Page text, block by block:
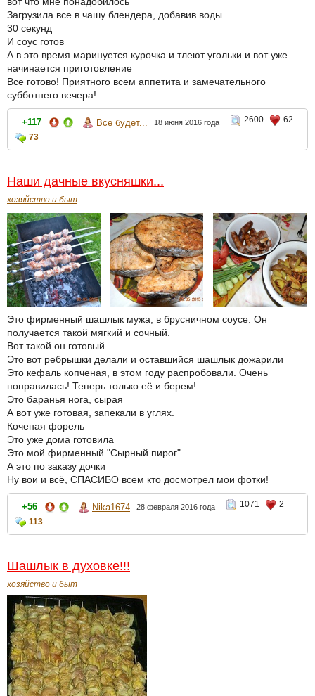
Загрузила все в чашу блендера, добавив воды
30 секунд
И соус готов
А в это время маринуется курочка и тлеют угольки и вот уже
начинается приготовление
Все готово! Приятного всем аппетита и замечательного
субботнего вечера!
+117 Все будет... 18 июня 2016 года 2600
62
73
Наши дачные вкусняшки...
хозяйство и быт
Это фирменный шашлык мужа, в брусничном соусе. Он
получается такой мягкий и сочный.
Вот такой он готовый
Это вот ребрышки делали и оставшийся шашлык дожарили
Это кефаль копченая, в этом году распробовали. Очень
понравилась! Теперь только её и берем!
Это баранья нога, сырая
А вот уже готовая, запекали в углях.
Коченая форель
Это уже дома готовила
Это мой фирменный "Сырный пирог"
А это по заказу дочки
Ну вои и всё, СПАСИБО всем кто досмотрел мои фотки!
+56 Nika1674 28 февраля 2016 года 1071
2
113
Шашлык в духовке!!!
хозяйство и быт